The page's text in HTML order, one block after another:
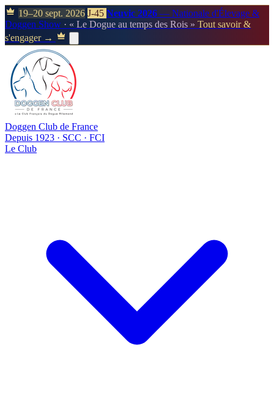
19–20 sept. 2026 J-45 Neuvic 2026 — Nationale d'Élevage &
Doggen Show · « Le Dogue au temps des Rois » Tout savoir &
s'engager →
Doggen Club de France
Depuis 1923 · SCC · FCI
Le Club